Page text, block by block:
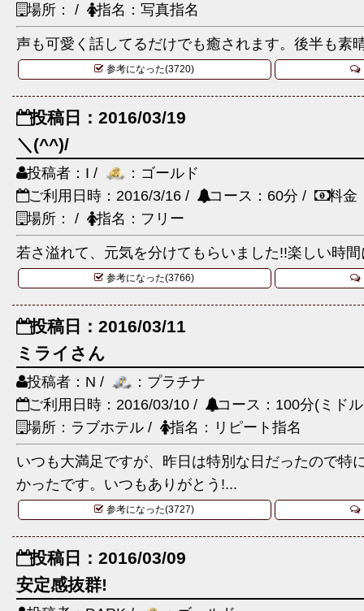
場所： /
指名：写真指名
声も可愛く話してるだけでも癒されます。後半も素
参考になった(3720)
投稿日：2016/03/19
＼(^^)/
投稿者：I /
：ゴールド
ご利用日時：2016/3/16 /
コース：60分 /
料金
場所： /
指名：フリー
若さ溢れて、元気を分けてもらいました!!楽しい時
参考になった(3766)
投稿日：2016/03/11
ミライさん
投稿者：N /
：プラチナ
ご利用日時：2016/03/10 /
コース：100分(ミド
場所：ラブホテル /
指名：リピート指名
いつも大満足ですが、昨日は特別な日だったので特
かったです。いつもありがとう!...
参考になった(3727)
投稿日：2016/03/09
安定感抜群!